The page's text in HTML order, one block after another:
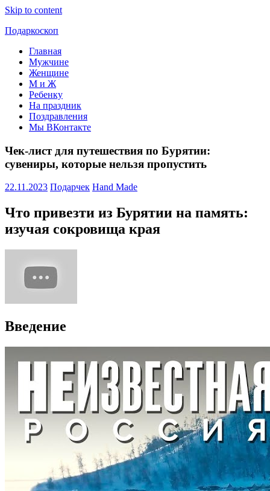
Skip to content
Подаркоскоп
Поможем
выбрать
подарить
Главная
Мужчине
Женщине
М и Ж
Ребенку
На праздник
Поздравления
Мы ВКонтакте
Чек-лист для путешествия по Бурятии:
сувениры, которые нельзя пропустить
22.11.2023 Подарчек Hand Made
Что привезти из Бурятии на память:
изучая сокровища края
Введение